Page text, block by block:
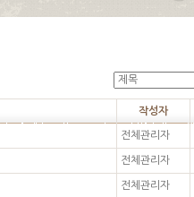
작성자
전체관리자
전체관리자
전체관리자